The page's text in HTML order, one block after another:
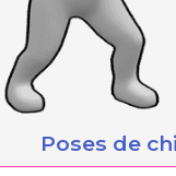
Poses de